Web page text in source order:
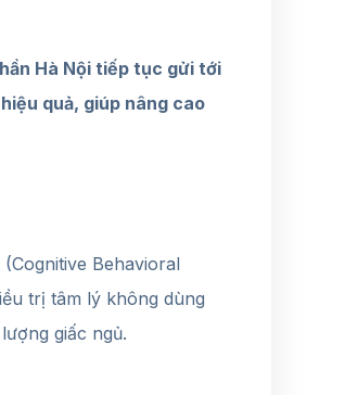
Hà Nội tiếp tục gửi tới
quả, giúp nâng cao
Behavioral
trị tâm lý không dùng
giấc ngủ.